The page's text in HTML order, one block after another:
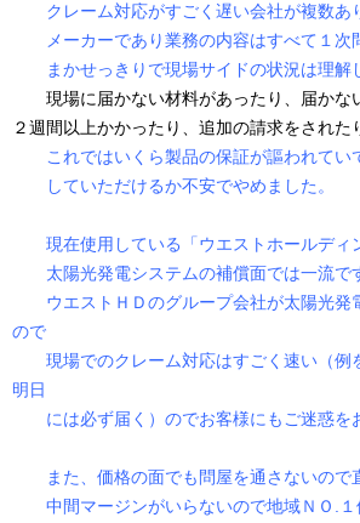
クレーム対応がすごく遅い会社が複数あ
メーカーであり業務の内容はすべて１次
まかせっきりで現場サイドの状況は理解
現場に届かない材料があったり、届かな
２週間以上かかったり、追加の請求をされた
これではいくら製品の保証が謳われてい
していただけるか不安でやめました。
現在使用している「ウエストホールディ
太陽光発電システムの補償面では一流で
ウエストＨＤのグループ会社が太陽光発
ので
現場でのクレーム対応はすごく速い（例
明日
には必ず届く）のでお客様にもご迷惑を
また、価格の面でも問屋を通さないので
中間マージンがいらないので地域ＮＯ.１